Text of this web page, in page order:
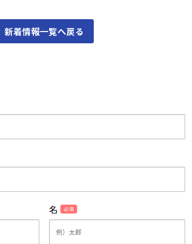
新着情報一覧へ戻る
名 必須